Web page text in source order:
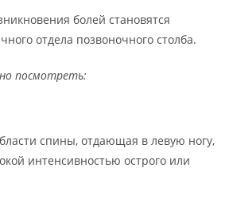
болей становятся
отдела позвоночного столба.
посмотреть:
спины, отдающая в левую ногу,
интенсивностью острого или